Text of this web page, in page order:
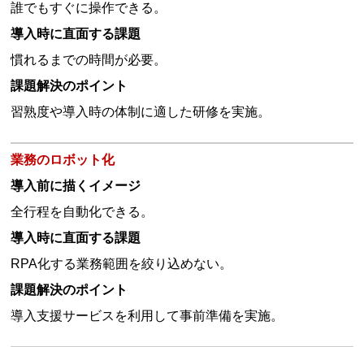
誰でもすぐに操作できる。
導入時に直面する課題
慣れるまでの時間が必要。
課題解決のポイント
習熟度や導入時の体制に適した研修を実施。
業務のロボット化
導入前に描くイメージ
全行程を自動化できる。
導入時に直面する課題
RPA化する業務範囲を絞り込めない。
課題解決のポイント
導入支援サービスを利用して事前準備を実施。